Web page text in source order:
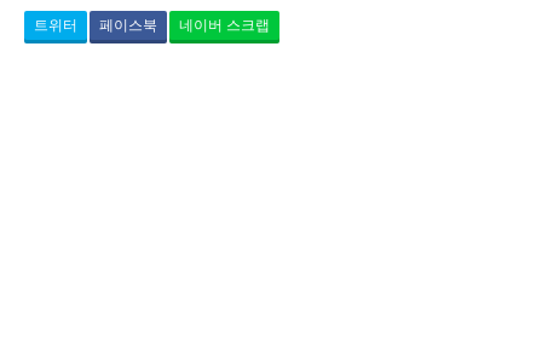
트위터 페이스북 네이버 스크랩